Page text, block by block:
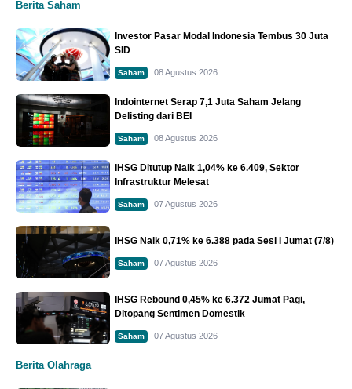
Berita Saham
Investor Pasar Modal Indonesia Tembus 30 Juta
SID
Saham 08 Agustus 2026
Indointernet Serap 7,1 Juta Saham Jelang
Delisting dari BEI
Saham 08 Agustus 2026
IHSG Ditutup Naik 1,04% ke 6.409, Sektor
Infrastruktur Melesat
Saham 07 Agustus 2026
IHSG Naik 0,71% ke 6.388 pada Sesi I Jumat (7/8)
Saham 07 Agustus 2026
IHSG Rebound 0,45% ke 6.372 Jumat Pagi,
Ditopang Sentimen Domestik
Saham 07 Agustus 2026
Berita Olahraga